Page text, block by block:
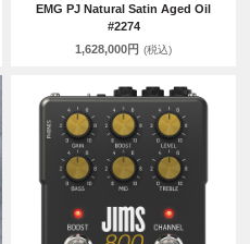
EMG PJ Natural Satin Aged Oil
#2274
1,628,000円 (税込)